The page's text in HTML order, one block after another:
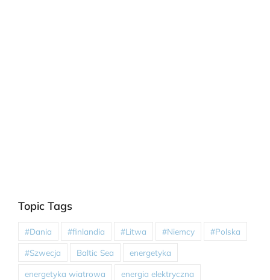
Topic Tags
#Dania #finlandia #Litwa #Niemcy #Polska
#Szwecja Baltic Sea energetyka
energetyka wiatrowa energia elektryczna